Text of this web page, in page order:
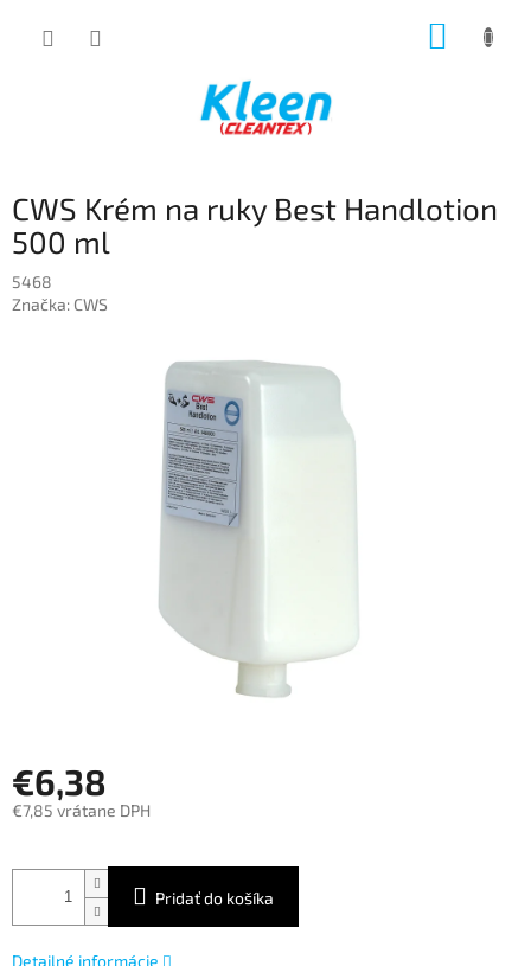
CWS Krém na ruky Best Handlotion
500 ml
5468
Značka: CWS
€6,38
€7,85 vrátane DPH
cena:
Pridať do košíka
Detailné informácie